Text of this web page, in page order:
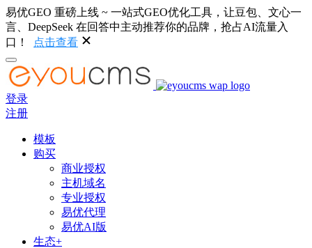
易优GEO 重磅上线 ~ 一站式GEO优化工具，让豆包、文心一
言、DeepSeek 在回答中主动推荐你的品牌，抢占AI流量入
口！
点击查看
登录
注册
模板
购买
商业授权
主机域名
专业授权
易优代理
易优AI版
生态+